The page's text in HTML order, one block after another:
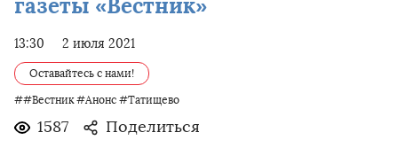
газеты «Вестник»
13:30 2 июля 2021
Оставайтесь с нами!
##Вестник #Анонс #Татищево
1587 Поделиться